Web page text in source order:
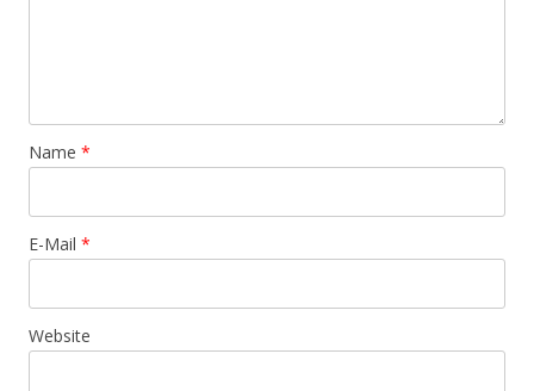
Name *
E-Mail *
Website